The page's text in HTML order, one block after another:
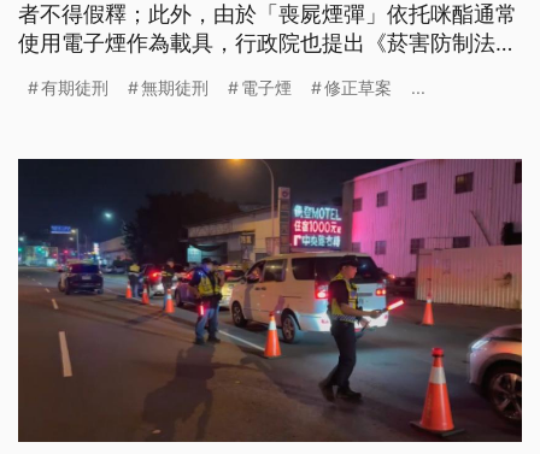
者不得假釋；此外，由於「喪屍煙彈」依托咪酯通常
使用電子煙作為載具，行政院也提出《菸害防制法》
有」就直接沒入，最高可處10萬元罰鍰。
有期徒刑 無期徒刑 電子煙 修正草案 ...